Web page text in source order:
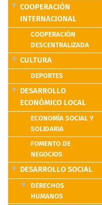
COOPERACIÓN
INTERNACIONAL
COOPERACIÓN
DESCENTRALIZADA
CULTURA
DEPORTES
DESARROLLO
ECONÓMICO LOCAL
ECONOMÍA SOCIAL Y
SOLIDARIA
FOMENTO DE
NEGOCIOS
DESARROLLO SOCIAL
DERECHOS
HUMANOS